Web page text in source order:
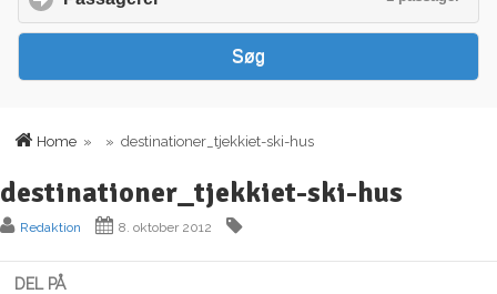
Home » » destinationer_tjekkiet-ski-hus
destinationer_tjekkiet-ski-hus
Redaktion 8. oktober 2012
DEL PÅ